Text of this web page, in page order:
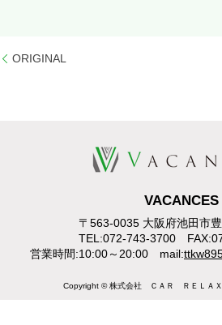
ORIGINAL
VACANCES
〒563-0035 大阪府池田市
TEL:072-743-3700
営業時間:10:00～20:00 mail:
Copyright © 株式会社 ＣＡＲ ＲＥＬＡＸ